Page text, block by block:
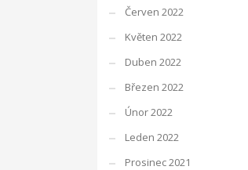
Červen 2022
Květen 2022
Duben 2022
Březen 2022
Únor 2022
Leden 2022
Prosinec 2021